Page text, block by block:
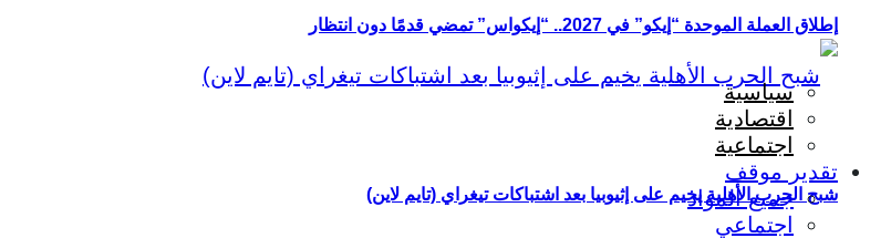
شبح الحرب الأهلية يخيم على إثيوبيا بعد اشتباكات تيغراي (تايم لاين)
إطلاق العملة الموحدة “إيكو” في 2027.. “إيكواس” تمضي قدمًا دون انتظار
سياسية
اقتصادية
اجتماعية
تقدير موقف
جميع المواد
اجتماعي